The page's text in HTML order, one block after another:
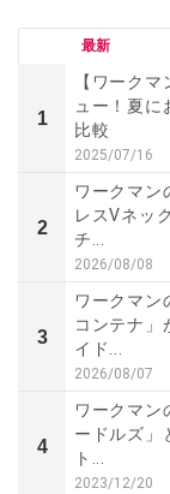
最新
1
【ワーク
ュー！夏
比較
2025/07/16
2
ワークマン
レスVネッ
チ...
2026/08/08
3
ワークマン
コンテナ」
イド...
2026/08/07
4
ワークマン
ードルズ」
ト...
2023/12/20